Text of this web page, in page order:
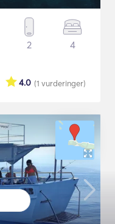
2 4
(1 vurderinger)
4.0